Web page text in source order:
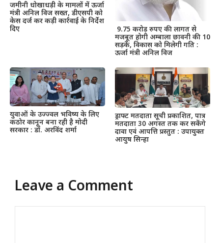
जमीनी धोखाधड़ी के मामलों में ऊर्जा
मंत्री अनिल विज सख्त, डीएसपी को
केस दर्ज कर कड़ी कार्रवाई के निर्देश
दिए
9.75 करोड़ रुपए की लागत से
मजबूत होगी अम्बाला छावनी की 10
सड़कें, विकास को मिलेगी गति :
ऊर्जा मंत्री अनिल विज
युवाओं के उज्ज्वल भविष्य के लिए
कठोर कानून बना रही है मोदी
सरकार : डॉ. अरविंद शर्मा
ड्राफ्ट मतदाता सूची प्रकाशित, पात्र
मतदाता 30 अगस्त तक कर सकेंगे
दावा एवं आपत्ति प्रस्तुत : उपायुक्त
आयुष सिन्हा
Leave a Comment